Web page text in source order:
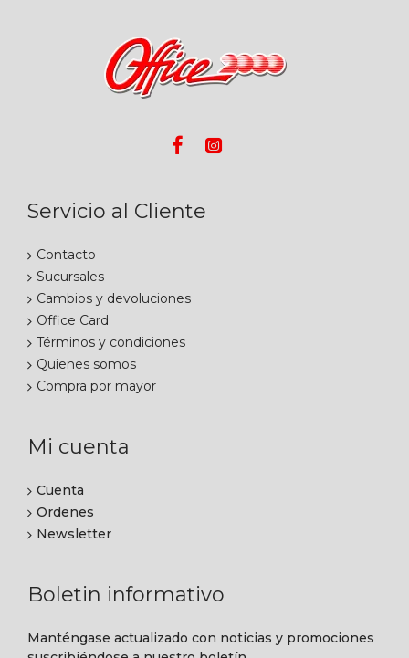
Servicio al Cliente
Contacto
Sucursales
Cambios y devoluciones
Office Card
Términos y condiciones
Quienes somos
Compra por mayor
Mi cuenta
Cuenta
Ordenes
Newsletter
Boletin informativo
Manténgase actualizado con noticias y promociones